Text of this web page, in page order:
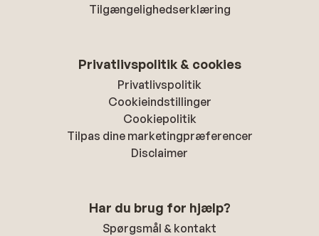
Tilgængelighedserklæring
Privatlivspolitik & cookies
Privatlivspolitik
Cookieindstillinger
Cookiepolitik
Tilpas dine marketingpræferencer
Disclaimer
Har du brug for hjælp?
Spørgsmål & kontakt